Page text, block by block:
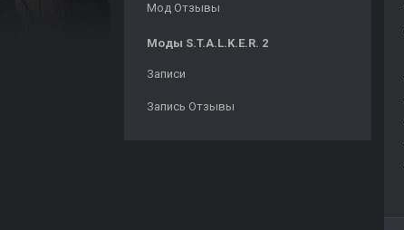
Мод Отзывы
Моды S.T.A.L.K.E.R. 2
Записи
Запись Отзывы